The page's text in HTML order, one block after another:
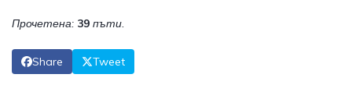
Прочетена: 39 пъти.
Share Tweet